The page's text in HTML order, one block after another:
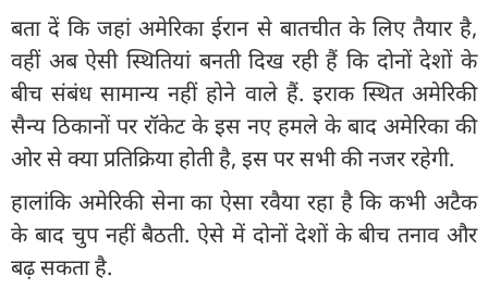
बता दें कि जहां अमेरिका ईरान से बातचीत के लिए तैयार है,
वहीं अब ऐसी स्थितियां बनती दिख रही हैं कि दोनों देशों के
बीच संबंध सामान्य नहीं होने वाले हैं. इराक स्थित अमेरिकी
सैन्य ठिकानों पर रॉकेट के इस नए हमले के बाद अमेरिका की
ओर से क्या प्रतिक्रिया होती है, इस पर सभी की नजर रहेगी.
हालांकि अमेरिकी सेना का ऐसा रवैया रहा है कि कभी अटैक
के बाद चुप नहीं बैठती. ऐसे में दोनों देशों के बीच तनाव और
बढ़ सकता है.